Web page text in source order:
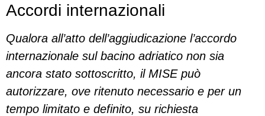
Accordi internazionali
Qualora all’atto dell’aggiudicazione l’accordo
internazionale sul bacino adriatico non sia
ancora stato sottoscritto, il MISE può
autorizzare, ove ritenuto necessario e per un
tempo limitato e definito, su richiesta